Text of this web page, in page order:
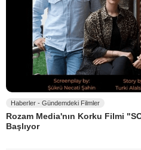
Haberler - Gündemdeki Filmler
Rozam Media'nın Korku Filmi
Başlıyor